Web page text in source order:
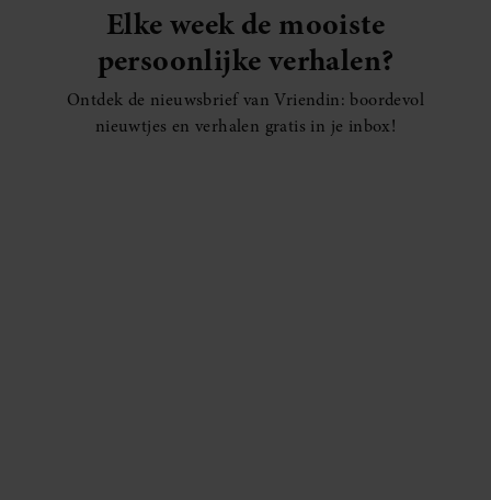
Elke week de mooiste
persoonlijke verhalen?
Ontdek de nieuwsbrief van Vriendin: boordevol
nieuwtjes en verhalen gratis in je inbox!